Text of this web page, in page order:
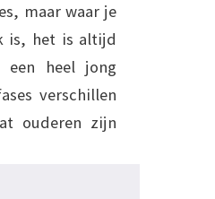
maar waar je
is, het is altijd
een heel jong
verschillen
ouderen zijn